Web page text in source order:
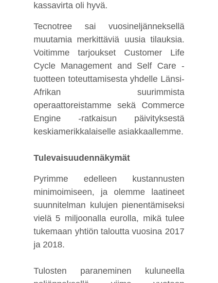
kassavirta oli hyvä.
Tecnotree sai vuosineljänneksellä
muutamia merkittäviä uusia tilauksia.
Voitimme tarjoukset Customer Life
Cycle Management and Self Care -
tuotteen toteuttamisesta yhdelle Länsi-
Afrikan suurimmista
operaattoreistamme sekä Commerce
Engine -ratkaisun päivityksestä
keskiamerikkalaiselle asiakkaallemme.
Tulevaisuudennäkymät
Pyrimme edelleen kustannusten
minimoimiseen, ja olemme laatineet
suunnitelman kulujen pienentämiseksi
vielä 5 miljoonalla eurolla, mikä tulee
tukemaan yhtiön taloutta vuosina 2017
ja 2018.
Tulosten paraneminen kuluneella